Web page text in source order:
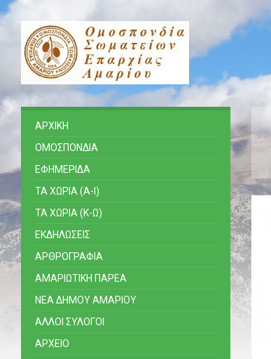
ΑΡΧΙΚΗ
ΟΜΟΣΠΟΝΔΙΑ
ΕΦΗΜΕΡΙΔΑ
ΤΑ ΧΩΡΙΑ (Α-Ι)
ΤΑ ΧΩΡΙΑ (Κ-Ω)
ΕΚΔΗΛΩΣΕΙΣ
ΑΡΘΡΟΓΡΑΦΙΑ
ΑΜΑΡΙΩΤΙΚΗ ΠΑΡΕΑ
ΝΕΑ ΔΗΜΟΥ ΑΜΑΡΙΟΥ
ΑΛΛΟΙ ΣΥΛΟΓΟΙ
ΑΡΧΕΙΟ